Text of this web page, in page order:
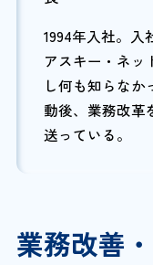
1994年入社。入
アスキー・ネッ
し何も知らな
動後、業務改革
送っている。
業務改善